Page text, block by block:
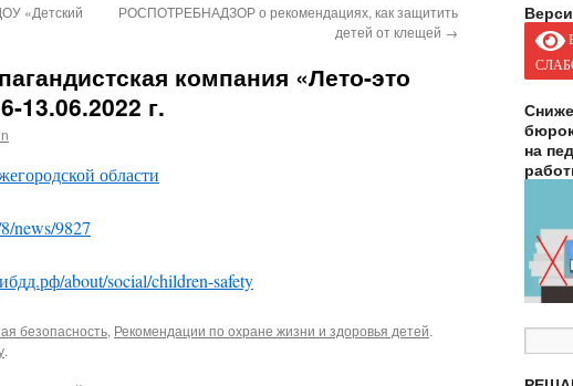
«Детский
РОСПОТРЕБНАДЗОР о рекомендациях, как защитить
детей от клещей →
компания «Лето-это
13.06.2022 г.
области
news/9827
about/social/children-safety
безопасность, Рекомендации по охране жизни и здоровья детей.
.
на